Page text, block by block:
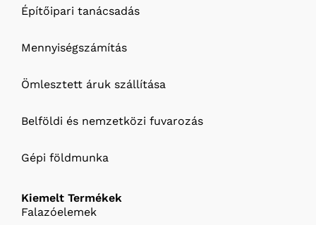
Építőipari tanácsadás
Mennyiségszámítás
Ömlesztett áruk szállítása
Belföldi és nemzetközi fuvarozás
Gépi földmunka
Kiemelt Termékek
Falazóelemek